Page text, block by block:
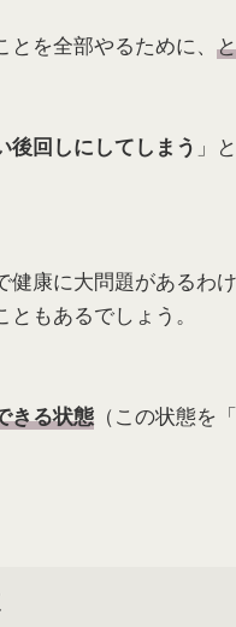
を全部やるために、
後回しにしてしまう 」
康に大問題があるわ
もあるでしょう。
きる状態 （この状態を「